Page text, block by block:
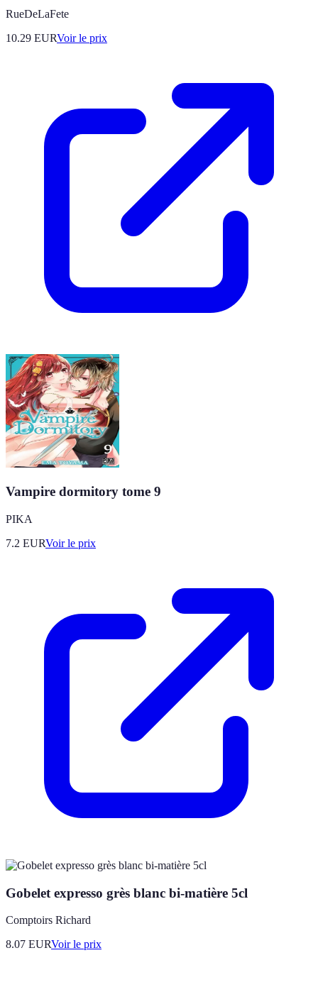
RueDeLaFete
10.29 EURVoir le prix
Vampire dormitory tome 9
PIKA
7.2 EURVoir le prix
Gobelet expresso grès blanc bi-matière 5cl
Comptoirs Richard
8.07 EURVoir le prix